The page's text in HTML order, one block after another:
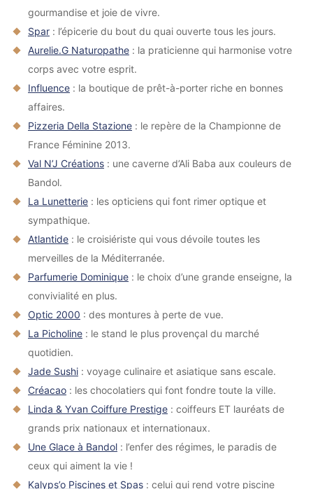
gourmandise et joie de vivre.
Spar : l’épicerie du bout du quai ouverte tous les jours.
Aurelie.G Naturopathe : la praticienne qui harmonise votre
corps avec votre esprit.
Influence : la boutique de prêt-à-porter riche en bonnes
affaires.
Pizzeria Della Stazione : le repère de la Championne de
France Féminine 2013.
Val N’J Créations : une caverne d’Ali Baba aux couleurs de
Bandol.
La Lunetterie : les opticiens qui font rimer optique et
sympathique.
Atlantide : le croisiériste qui vous dévoile toutes les
merveilles de la Méditerranée.
Parfumerie Dominique : le choix d’une grande enseigne, la
convivialité en plus.
Optic 2000 : des montures à perte de vue.
La Picholine : le stand le plus provençal du marché
quotidien.
Jade Sushi : voyage culinaire et asiatique sans escale.
Créacao : les chocolatiers qui font fondre toute la ville.
Linda & Yvan Coiffure Prestige : coiffeurs ET lauréats de
grands prix nationaux et internationaux.
Une Glace à Bandol : l’enfer des régimes, le paradis de
ceux qui aiment la vie !
Kalyps’o Piscines et Spas : celui qui rend votre piscine